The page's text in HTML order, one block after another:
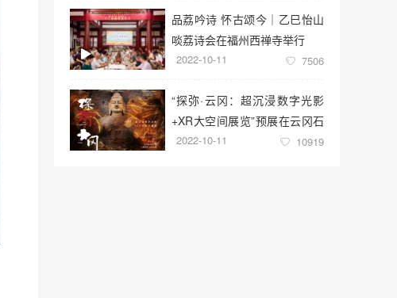
品荔吟诗 怀古颂今｜乙巳怡山
啖荔诗会在福州西禅寺举行
2022-10-11 7506
“探弥·云冈：超沉浸数字光影
+XR大空间展览”预展在云冈石
窟云冈美术馆启幕
2022-10-11 10919